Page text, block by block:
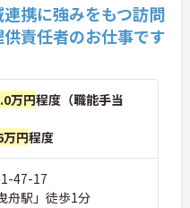
携に強みをもつ訪問
責任者のお仕事です
万円程度（職能手当
円程度
47-17
舟駅」徒歩1分